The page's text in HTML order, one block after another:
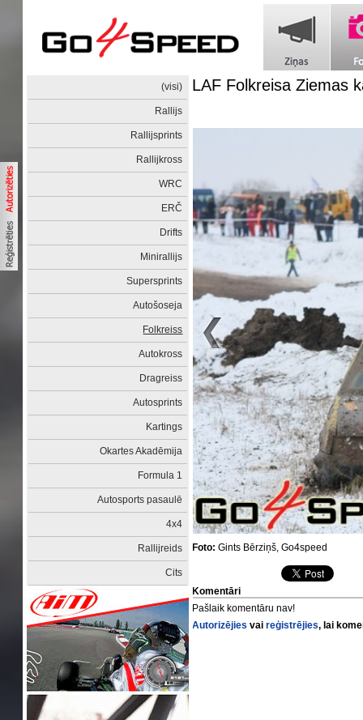
(visi)
Rallijs
Rallijsprints
Rallijkross
WRC
ERČ
Drifts
Minirallijs
Supersprints
Autošoseja
Folkreiss
Autokross
Dragreiss
Autosprints
Kartings
Okartes Akadēmija
Formula 1
Autosports pasaulē
4x4
Rallijreids
Cits
LAF Folkreisa Ziemas
Foto: Gints Bērziņš, Go4speed
Komentāri
Pašlaik komentāru nav!
Autorizējies vaireģistrējies, lai